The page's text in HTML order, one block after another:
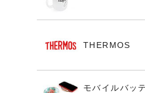
THERMOS
モバイルバッ